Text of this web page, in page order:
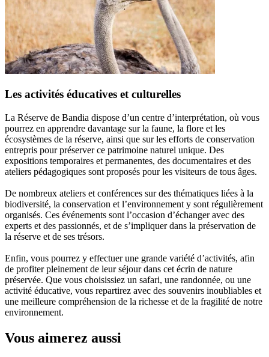
Les activités éducatives et culturelles
La Réserve de Bandia dispose d’un centre d’interprétation, où vous
pourrez en apprendre davantage sur la faune, la flore et les
écosystèmes de la réserve, ainsi que sur les efforts de conservation
entrepris pour préserver ce patrimoine naturel unique. Des
expositions temporaires et permanentes, des documentaires et des
ateliers pédagogiques sont proposés pour les visiteurs de tous âges.
De nombreux ateliers et conférences sur des thématiques liées à la
biodiversité, la conservation et l’environnement y sont régulièrement
organisés. Ces événements sont l’occasion d’échanger avec des
experts et des passionnés, et de s’impliquer dans la préservation de
la réserve et de ses trésors.
Enfin, vous pourrez y effectuer une grande variété d’activités, afin
de profiter pleinement de leur séjour dans cet écrin de nature
préservée. Que vous choisissiez un safari, une randonnée, ou une
activité éducative, vous repartirez avec des souvenirs inoubliables et
une meilleure compréhension de la richesse et de la fragilité de notre
environnement.
Vous aimerez aussi